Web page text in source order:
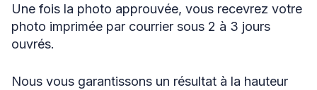
Une fois la photo approuvée, vous recevrez votre
photo imprimée par courrier sous 2 à 3 jours
ouvrés.
Nous vous garantissons un résultat à la hauteur